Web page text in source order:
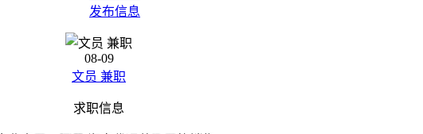
发布信息
08-09
文员 兼职
求职信息